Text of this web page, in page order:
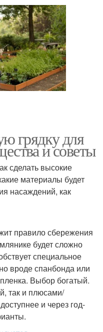
грядку для
и советы
сделать высокие
материалы будет
насаждений, как
правило сбережения
будет сложно
специальное
вроде спанбонда или
Выбор богатый.
так и плюсами/
и через год-